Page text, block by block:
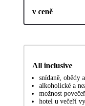
v ceně
All inclusive
snídaně, obědy
alkoholické a
možnost
hotel u večeří